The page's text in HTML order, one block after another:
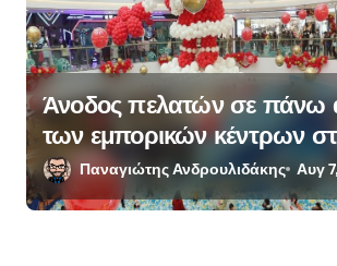
Άνοδος πελατών σε πάνω
των εμπορικών κέντρων
Παναγιώτης Ανδρουλιδάκης Αυγ